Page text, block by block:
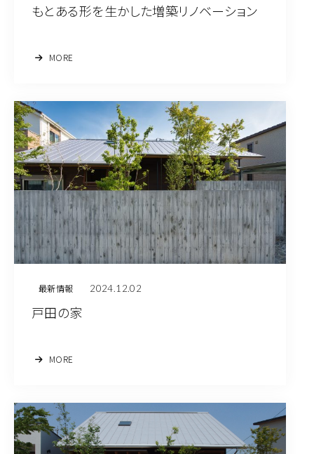
もとある形を生かした増築リノベーション
MORE
最新情報 2024.12.02
戸田の家
MORE